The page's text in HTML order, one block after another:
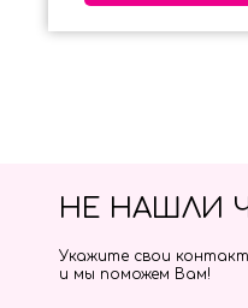
НЕ НАШЛИ
Укажите свои
и мы поможем Вам!